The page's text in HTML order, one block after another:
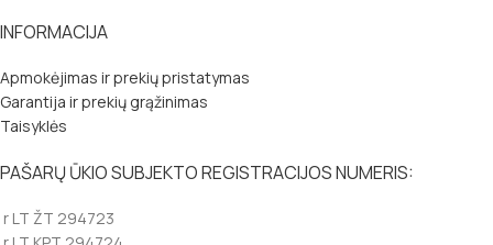
INFORMACIJA
Apmokėjimas ir prekių pristatymas
Garantija ir prekių grąžinimas
Taisyklės
PAŠARŲ ŪKIO SUBJEKTO REGISTRACIJOS NUMERIS:
r LT ŽT 294723